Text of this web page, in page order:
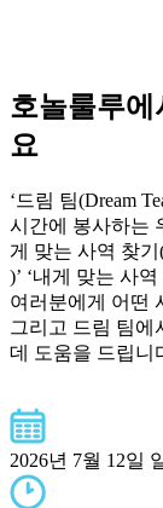
호놀룰루에
요
‘드림 팀(Dream
시간에 봉사하는
게 맞는 사역 찾기
)’ ‘내게 맞는 사
여러분에게 어떤
그리고 드림 팀에
데 도움을 드립니
2026년 7월 12일